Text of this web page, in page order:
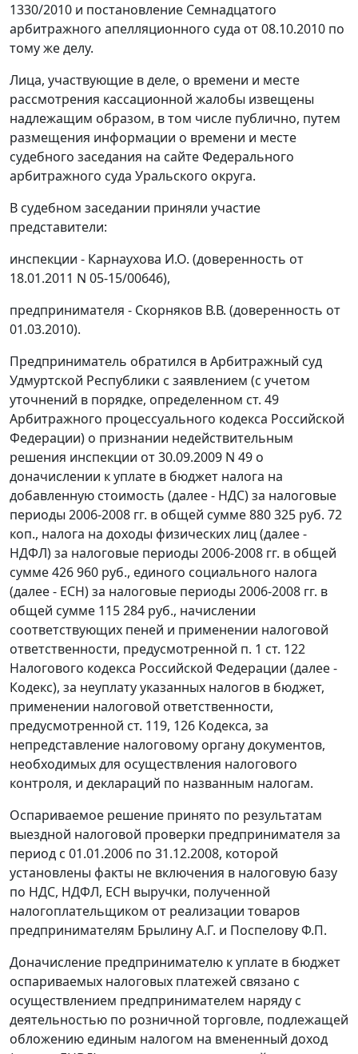
1330/2010 и постановление Семнадцатого
арбитражного апелляционного суда от 08.10.2010 по
тому же делу.
Лица, участвующие в деле, о времени и месте
рассмотрения кассационной жалобы извещены
надлежащим образом, в том числе публично, путем
размещения информации о времени и месте
судебного заседания на сайтеФедерального
арбитражного суда Уральского округа.
В судебном заседании приняли участие
представители:
инспекции - Карнаухова И.О. (доверенность от
18.01.2011 N 05-15/00646),
предпринимателя - Скорняков В.В. (доверенность от
01.03.2010).
Предприниматель обратился в Арбитражный суд
Удмуртской Республики с заявлением (с учетом
уточнений в порядке, определенном ст. 49
Арбитражного процессуального кодекса Российской
Федерации) о признании недействительным
решения инспекции от 30.09.2009 N 49 о
доначислении к уплате в бюджет налога на
добавленную стоимость (далее - НДС) за налоговые
периоды 2006-2008 гг. в общей сумме 880 325 руб. 72
коп., налога на доходы физических лиц (далее -
НДФЛ) за налоговые периоды 2006-2008 гг. в общей
сумме 426 960 руб., единого социального налога
(далее - ЕСН) за налоговые периоды 2006-2008 гг. в
общей сумме 115 284 руб., начислении
соответствующих пеней и применении налоговой
ответственности, предусмотренной п. 1 ст. 122
Налогового кодекса Российской Федерации (далее -
Кодекс), за неуплату указанных налогов в бюджет,
применении налоговой ответственности,
предусмотренной ст. 119, 126 Кодекса, за
непредставление налоговому органу документов,
необходимых для осуществления налогового
контроля, и деклараций по названным налогам.
Оспариваемое решение принято по результатам
выездной налоговой проверки предпринимателя за
период с 01.01.2006 по 31.12.2008, которой
установлены факты не включения в налоговую базу
по НДС, НДФЛ, ЕСН выручки, полученной
налогоплательщиком от реализации товаров
предпринимателям Брылину А.Г. и Поспелову Ф.П.
Доначисление предпринимателю к уплате в бюджет
оспариваемых налоговых платежей связано с
осуществлением предпринимателем наряду с
деятельностью по розничной торговле, подлежащей
обложению единым налогом на вмененный доход